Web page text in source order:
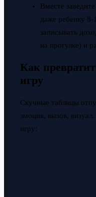
Вместе
даже ребенку 8-
записывать
на прогулке) и
Как
игру
Скучные таблицы
эмоция, вызов,
игру: